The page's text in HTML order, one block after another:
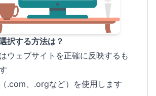
択する方法は？
ウェブサイトを正確に反映するも
.com、.orgなど）を使用します